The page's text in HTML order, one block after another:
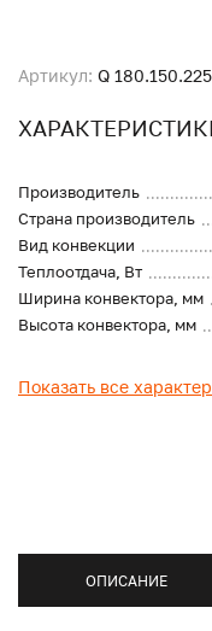
Артикул: Q
Производитель
Страна производитель
Вид конвекции
Теплоотдача, Вт
Ширина конвектора, мм
Высота конвектора, мм
Показать все
ОПИСАНИЕ